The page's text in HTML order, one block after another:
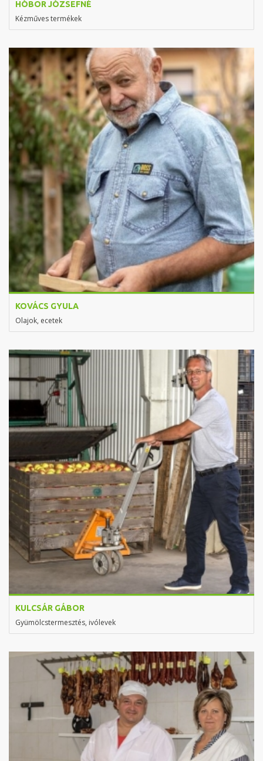
HÓBOR JÓZSEFNÉ
Kézműves termékek
KOVÁCS GYULA
Olajok, ecetek
KULCSÁR GÁBOR
Gyümölcstermesztés, ivólevek